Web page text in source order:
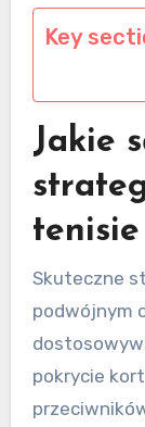
Key
Jakie
Skuteczne
podwójnym
pokrycie